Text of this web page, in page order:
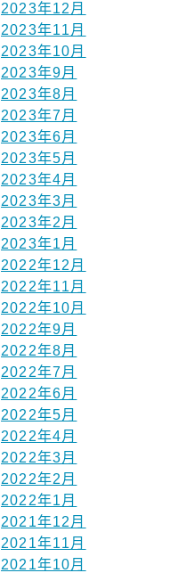
2023年12月
2023年11月
2023年10月
2023年9月
2023年8月
2023年7月
2023年6月
2023年5月
2023年4月
2023年3月
2023年2月
2023年1月
2022年12月
2022年11月
2022年10月
2022年9月
2022年8月
2022年7月
2022年6月
2022年5月
2022年4月
2022年3月
2022年2月
2022年1月
2021年12月
2021年11月
2021年10月